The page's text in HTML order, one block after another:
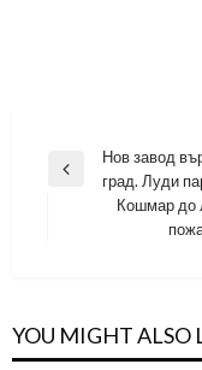
Навигация
Previous
Нов завод
град. Луди
Кошмар до
YOU MIGHT ALSO